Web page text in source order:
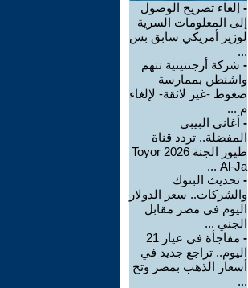
- إلغاء تصريح الوصول
إلى المعلومات السرية
لوزير أمريكي سابق بس
...
- شركة أرجنتينية تتهم
واشنطن بممارسة
ضغوط -غير لائقة- لإلغاء
م ...
- أغاني البيبي
المفضلة.. تردد قناة
طيور الجنة 2026 Toyor
Al-Ja ...
- تحديث البنوك
والشركات.. سعر الدولار
اليوم في مصر مقابل
الجني ...
-
مفاجأة في عيار 21
اليوم.. تراجع جديد في
أسعار الذهب بمصر وتح
...